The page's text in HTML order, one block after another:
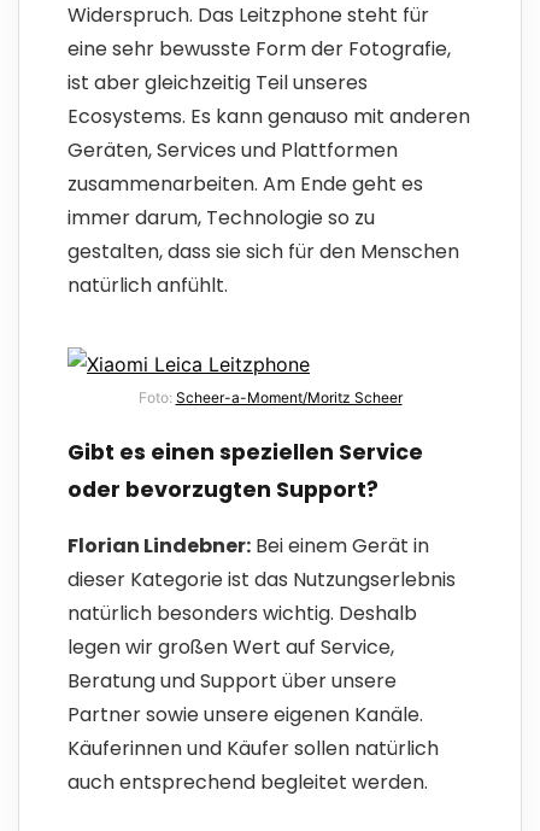
Widerspruch. Das Leitzphone steht für
eine sehr bewusste Form der Fotografie,
ist aber gleichzeitig Teil unseres
Ecosystems. Es kann genauso mit anderen
Geräten, Services und Plattformen
zusammenarbeiten. Am Ende geht es
immer darum, Technologie so zu
gestalten, dass sie sich für den Menschen
natürlich anfühlt.
Foto: Scheer-a-Moment/Moritz Scheer
Gibt es einen speziellen Service
oder bevorzugten Support?
Florian Lindebner: Bei einem Gerät in
dieser Kategorie ist das Nutzungserlebnis
natürlich besonders wichtig. Deshalb
legen wir großen Wert auf Service,
Beratung und Support über unsere
Partner sowie unsere eigenen Kanäle.
Käuferinnen und Käufer sollen natürlich
auch entsprechend begleitet werden.